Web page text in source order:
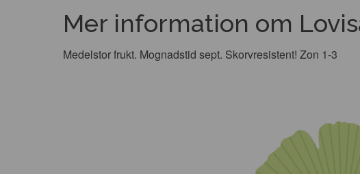
Mer information om
Medelstor frukt. Mognadstid sept. Skorvresistent! Zon 1-3